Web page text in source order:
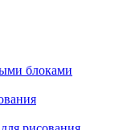
блоками